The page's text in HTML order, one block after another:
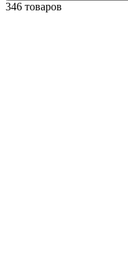
346 товаров